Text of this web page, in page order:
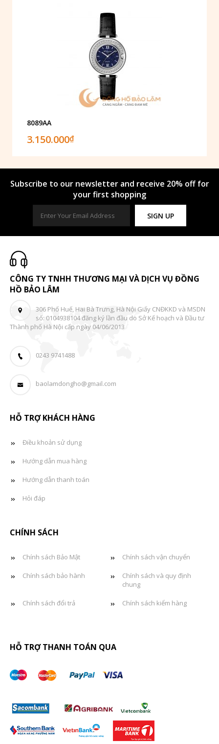
8089AA
3.150.000₫
Subscribe to our newsletter and receive 20% off for
your first shopping
SIGN UP
CÔNG TY TNHH THƯƠNG MẠI VÀ DỊCH VỤ ĐỒNG
HỒ BẢO LÂM
306 Phố Huế, Hai Bà Trưng, Hà Nội Giấy CNĐKKD và MSDN
số: 0104938104 đăng ký lần đầu do Sở Kế hoạch và Đầu tư
Thành phố Hà Nội cấp ngày 04/06/2013
0243 9741488
baolamdongho@gmail.com
HỖ TRỢ KHÁCH HÀNG
Điều khoản sử dụng
Hướng dẫn mua hàng
Hướng dẫn thanh toán
Hỏi đáp
CHÍNH SÁCH
Chính sách Bảo Mật Chính sách vận chuyển
Chính sách bảo hành
Chính sách và quy định
chung
Chính sách đổi trả Chính sách kiểm hàng
HỖ TRỢ THANH TOÁN QUA